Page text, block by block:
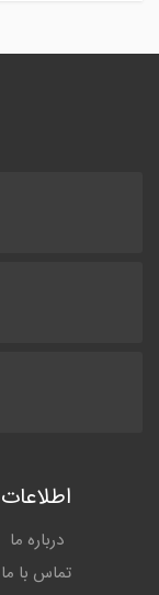
اطلاعات
درباره ما
تماس با ما